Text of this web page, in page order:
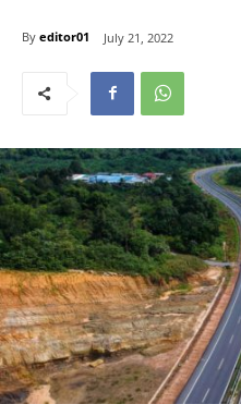
By editor01 July 21, 2022